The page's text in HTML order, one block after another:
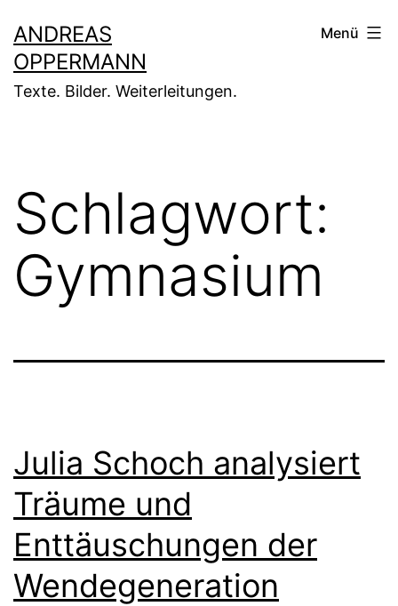
Inhalt
springen
ANDREAS
OPPERMANN
Texte. Bilder. Weiterleitungen.
Menü
Schlagwort:
Gymnasium
Julia Schoch analysiert
Träume und
Enttäuschungen der
Wendegeneration